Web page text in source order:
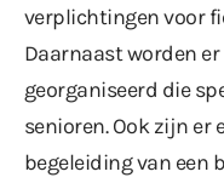
verplichtingen voor
Daarnaast worden
georganiseerd die
senioren. Ook zijn
begeleiding van een